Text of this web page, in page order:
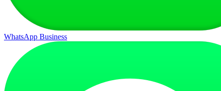
WhatsApp Business